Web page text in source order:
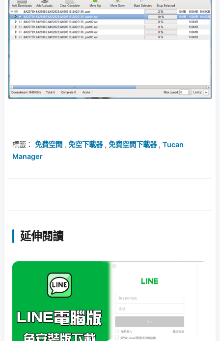
標籤： 免費空間 , 免空下載器, 免費空間下載器, Tucan
Manager
延伸閱讀